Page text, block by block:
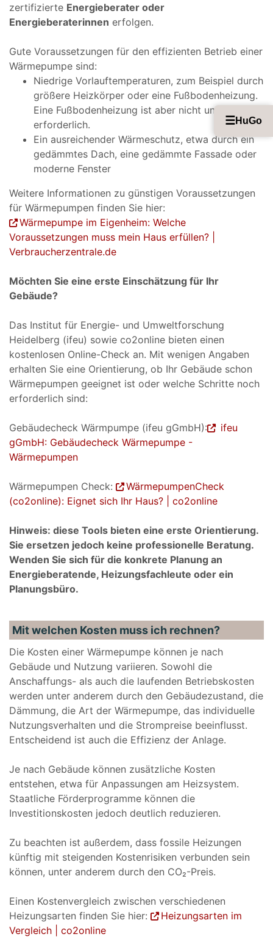
zertifizierte Energieberater oder
Energieberaterinnen erfolgen.
Gute Voraussetzungen für den effizienten Betrieb einer
Wärmepumpe sind:
Niedrige Vorlauftemperaturen, zum Beispiel durch
größere Heizkörper oder eine Fußbodenheizung.
Eine Fußbodenheizung ist aber nicht unbedingt
erforderlich.
Ein ausreichender Wärmeschutz, etwa durch ein
gedämmtes Dach, eine gedämmte Fassade oder
moderne Fenster
Weitere Informationen zu günstigen Voraussetzungen
für Wärmepumpen finden Sie hier:
Wärmepumpe im Eigenheim: Welche
Voraussetzungen muss mein Haus erfüllen? |
Verbraucherzentrale.de
Möchten Sie eine erste Einschätzung für Ihr
Gebäude?
Das Institut für Energie- und Umweltforschung
Heidelberg (ifeu) sowie co2online bieten einen
kostenlosen Online-Check an. Mit wenigen Angaben
erhalten Sie eine Orientierung, ob Ihr Gebäude schon
Wärmepumpen geeignet ist oder welche Schritte noch
erforderlich sind:
Gebäudecheck Wärmpumpe (ifeu gGmbH):
ifeu
gGmbH: Gebäudecheck Wärmepumpe -
Wärmepumpen
Wärmepumpen Check:
WärmepumpenCheck
(co2online): Eignet sich Ihr Haus? | co2online
Hinweis: diese Tools bieten eine erste Orientierung.
Sie ersetzen jedoch keine professionelle Beratung.
Wenden Sie sich für die konkrete Planung an
Energieberatende, Heizungsfachleute oder ein
Planungsbüro.
Mit welchen Kosten muss ich rechnen?
Die Kosten einer Wärmepumpe können je nach
Gebäude und Nutzung variieren. Sowohl die
Anschaffungs- als auch die laufenden Betriebskosten
werden unter anderem durch den Gebäudezustand, die
Dämmung, die Art der Wärmepumpe, das individuelle
Nutzungsverhalten und die Strompreise beeinflusst.
Entscheidend ist auch die Effizienz der Anlage.
Je nach Gebäude können zusätzliche Kosten
entstehen, etwa für Anpassungen am Heizsystem.
Staatliche Förderprogramme können die
Investitionskosten jedoch deutlich reduzieren.
Zu beachten ist außerdem, dass fossile Heizungen
künftig mit steigenden Kostenrisiken verbunden sein
können, unter anderem durch den CO₂-Preis.
Einen Kostenvergleich zwischen verschiedenen
Heizungsarten finden Sie hier:
Heizungsarten im
Vergleich | co2online
☰HuGo